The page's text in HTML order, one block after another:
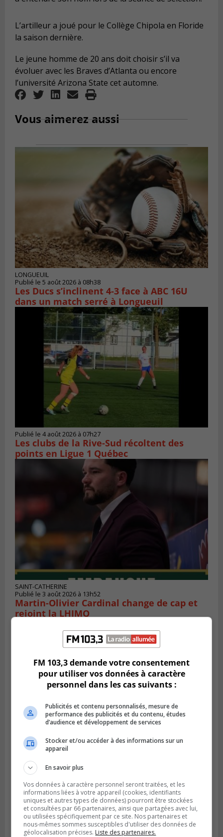
L’artilleur a joué pour le Collège Chipola en Floride
la saison dernière.
Le jeune homme de 20 ans doit choisir s’il va
évoluer avec les Braves d’Atlanta ou encore
l’université Arizona State cet automne.
Vous aimerez aussi
LONGUEUIL
Publié le 5 août 2026 à 08h38
Les Ducs s’inclinent 4‑3 face à ABC 16U
dans un match serré à Longueuil
Publié le 4 août 2026 à 07h27
Les clubs de la Rive-Sud récoltent des
points en Ligue 1 Québec
SAINT-CATHERINE
Publié le 3 août 2026 à 13h52
Martin-Olivier Cardinal change de cap et
rejoint la LHJMQ
BROSSARD
Publié le 3 août 2026 à 06h23
Le soccer à l’honneur au Tournoi
international de Brossard
FM 103,3 demande votre consentement
pour utiliser vos données à caractère
personnel dans les cas suivants :
Publicités et contenu personnalisés, mesure de
performance des publicités et du contenu, études
d’audience et développement de services
Stocker et/ou accéder à des informations sur un
appareil
En savoir plus
Vos données à caractère personnel seront traitées, et les
informations liées à votre appareil (cookies, identifiants
uniques et autres types de données) pourront être stockées
et consultées par 66 partenaires, ainsi que partagées avec lui,
ou utilisées spécifiquement par ce site. Nos partenaires et
nous-mêmes sommes susceptibles d'utiliser des données de
géolocalisation précises. Liste des partenaires.